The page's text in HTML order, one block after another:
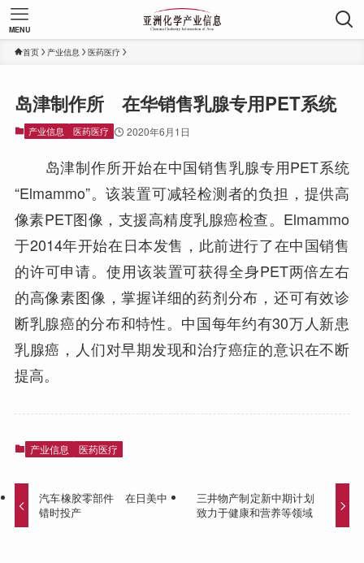
MENU
首页 产业信息 医药医疗
岛津制作所 在华销售乳腺专用PET系统
产业信息 医药医疗 2020年6月1日
岛津制作所开始在中国销售乳腺专用PET系统
“Elmammo”。该装置可减轻检测者的负担，提供高
像素PET图像，支援高精度乳腺癌检查。Elmammo
于2014年开始在日本发售，此前进行了在中国销售
的许可申请。使用该装置可获得全身PET两倍左右
的高像素图像，掌握详细的药剂分布，还可有效诊
断乳腺癌的分布和特性。中国每年约有30万人新患
乳腺癌，人们对早期发现和治疗癌症的意识在不断
提高。
产业信息 医药医疗
汽车橡胶零部件 在日美中
错时投产
三井物产制定新中期计划
致力于健康和营养等领域